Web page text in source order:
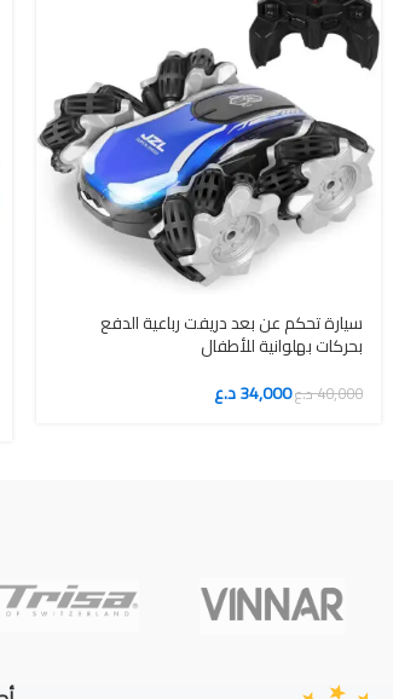
سيارة تحكم عن بعد دريفت رباعية الدفع
بحركات بهلوانية للأطفال
40,000د.ع34,000د.ع